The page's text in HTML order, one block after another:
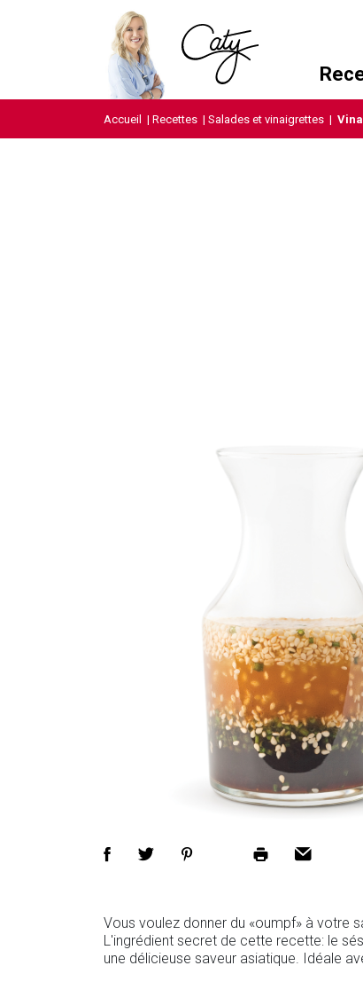
Accueil | Recettes | Salades et vinaigrettes |
Vous voulez donner du «oumpf» à votre
L'ingrédient secret de cette recette: le
une délicieuse saveur asiatique. Idéale